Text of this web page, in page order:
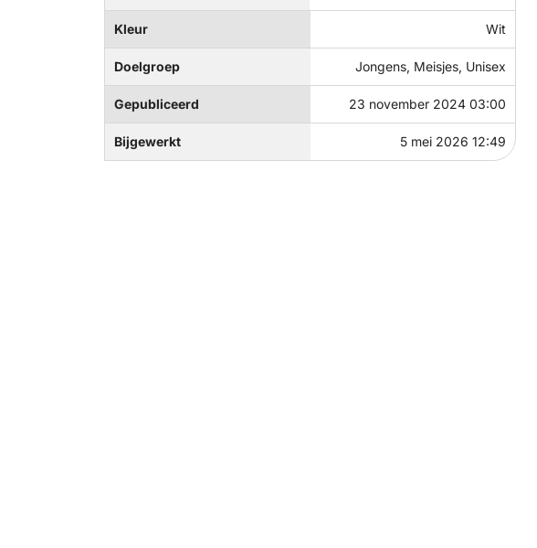
Kleur Wit
Doelgroep Jongens, Meisjes, Unisex
Gepubliceerd 23 november 2024 03:00
Bijgewerkt 5 mei 2026 12:49